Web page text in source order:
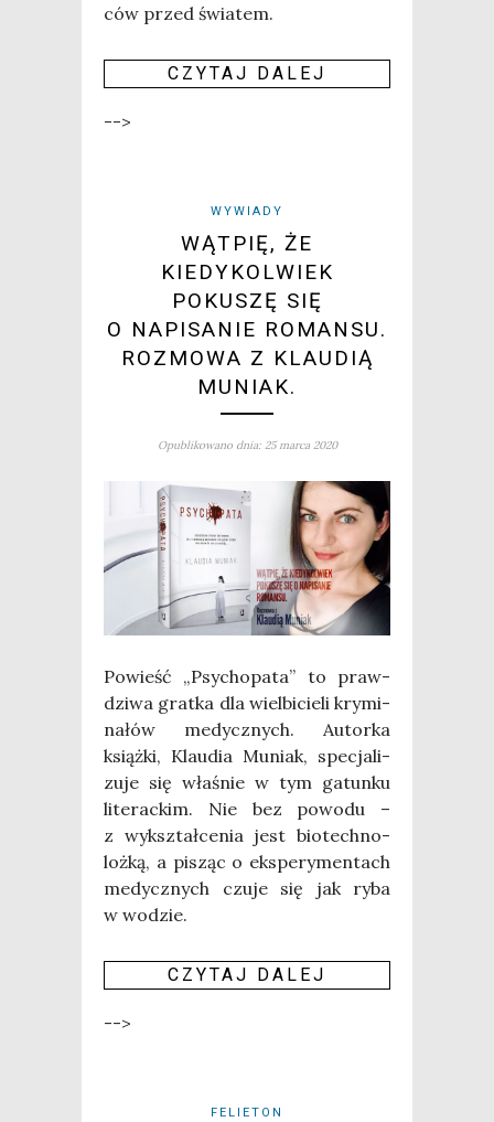
ców przed świa­tem.
CZY­TAJ DALEJ
-->
WYWIADY
WĄTPIĘ, ŻE
KIEDYKOLWIEK
POKUSZĘ SIĘ
O NAPISANIE ROMANSU.
ROZMOWA Z KLAUDIĄ
MUNIAK.
Opublikowano dnia: 25 marca 2020
Powieść „Psy­cho­pa­ta” to praw­
dzi­wa grat­ka dla wiel­bi­cie­li kry­mi­
na­łów medycz­nych. Autor­ka
książ­ki, Klau­dia Muniak, spe­cja­li­
zu­je się wła­śnie w tym gatun­ku
lite­rac­kim. Nie bez powo­du –
z wykształ­ce­nia jest bio­tech­no­
loż­ką, a pisząc o eks­pe­ry­men­tach
medycz­nych czu­je się jak ryba
w wodzie.
CZY­TAJ DALEJ
-->
FELIETON